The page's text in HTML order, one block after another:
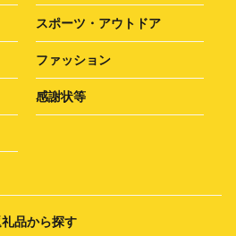
スポーツ・アウトドア
ファッション
感謝状等
品から探す